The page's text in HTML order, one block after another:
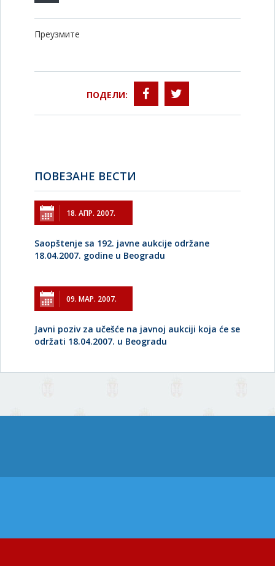
Преузмите
ПОДЕЛИ:
ПОВЕЗАНЕ ВЕСТИ
18. АПР. 2007.
Saopštenje sa 192. javne aukcije održane
18.04.2007. godine u Beogradu
09. МАР. 2007.
Javni poziv za učešće na javnoj aukciji koja će se
održati 18.04.2007. u Beogradu